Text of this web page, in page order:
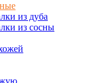
из дуба
из сосны